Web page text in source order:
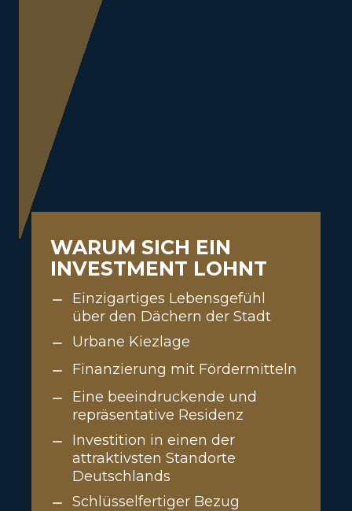
WARUM SICH EIN
INVESTMENT LOHNT
Einzigartiges Lebensgefühl
über den Dächern der Stadt
Urbane Kiezlage
Finanzierung mit Fördermitteln
Eine beeindruckende und
repräsentative Residenz
Investition in einen der
attraktivsten Standorte
Deutschlands
Schlüsselfertiger Bezug